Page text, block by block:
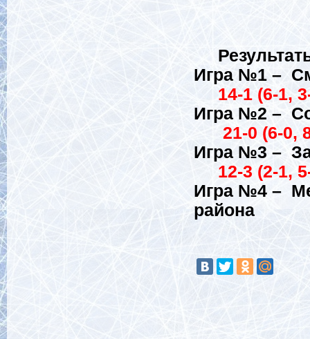
Игра
14-1 (6-1,
Игра
21-0 (6-0,
Игра
12-3 (2-1,
Игра №4 –